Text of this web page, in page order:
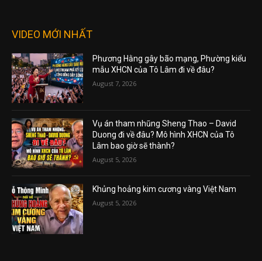
VIDEO MỚI NHẤT
Phương Hằng gây bão mạng, Phường kiểu
mẫu XHCN của Tô Lâm đi về đâu?
August 7, 2026
Vụ án tham nhũng Sheng Thao – David
Duong đi về đâu? Mô hình XHCN của Tô
Lâm bao giờ sẽ thành?
August 5, 2026
Khủng hoảng kim cương vàng Việt Nam
August 5, 2026